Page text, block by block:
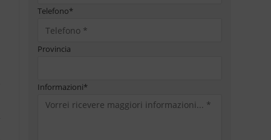
Telefono*
Provincia
Informazioni*